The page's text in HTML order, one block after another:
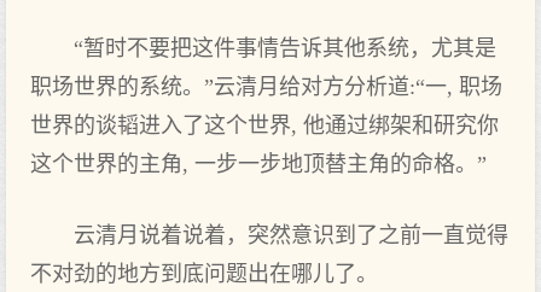
“暂时不要把这件事情告诉其他系统，尤其是
职场世界的系统。”云清月给对方分析道:“一, 职场
世界的谈韬进入了这个世界, 他通过绑架和研究你
这个世界的主角, 一步一步地顶替主角的命格。”
云清月说着说着，突然意识到了之前一直觉得
不对劲的地方到底问题出在哪儿了。